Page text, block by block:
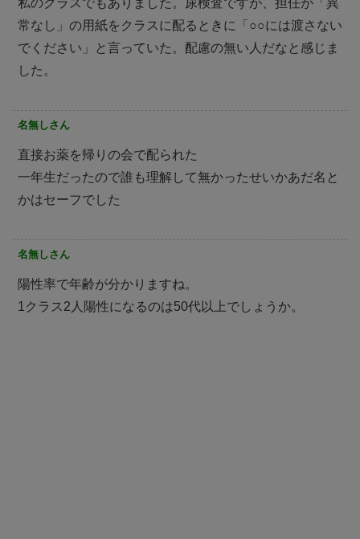
私のクラスでもありました。尿検査ですが、担任が「異
常なし」の用紙をクラスに配るときに「○○には渡さない
でください」と言っていた。配慮の無い人だなと感じま
した。
名無しさん
直接お薬を帰りの会で配られた
一年生だったので誰も理解して無かったせいかあだ名と
かはセーフでした
名無しさん
陽性率で年齢が分かりますね。
1クラス2人陽性になるのは50代以上でしょうか。